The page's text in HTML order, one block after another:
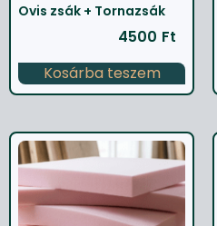
Ovis zsák + Tornazsák
4500 Ft
Kosárba teszem